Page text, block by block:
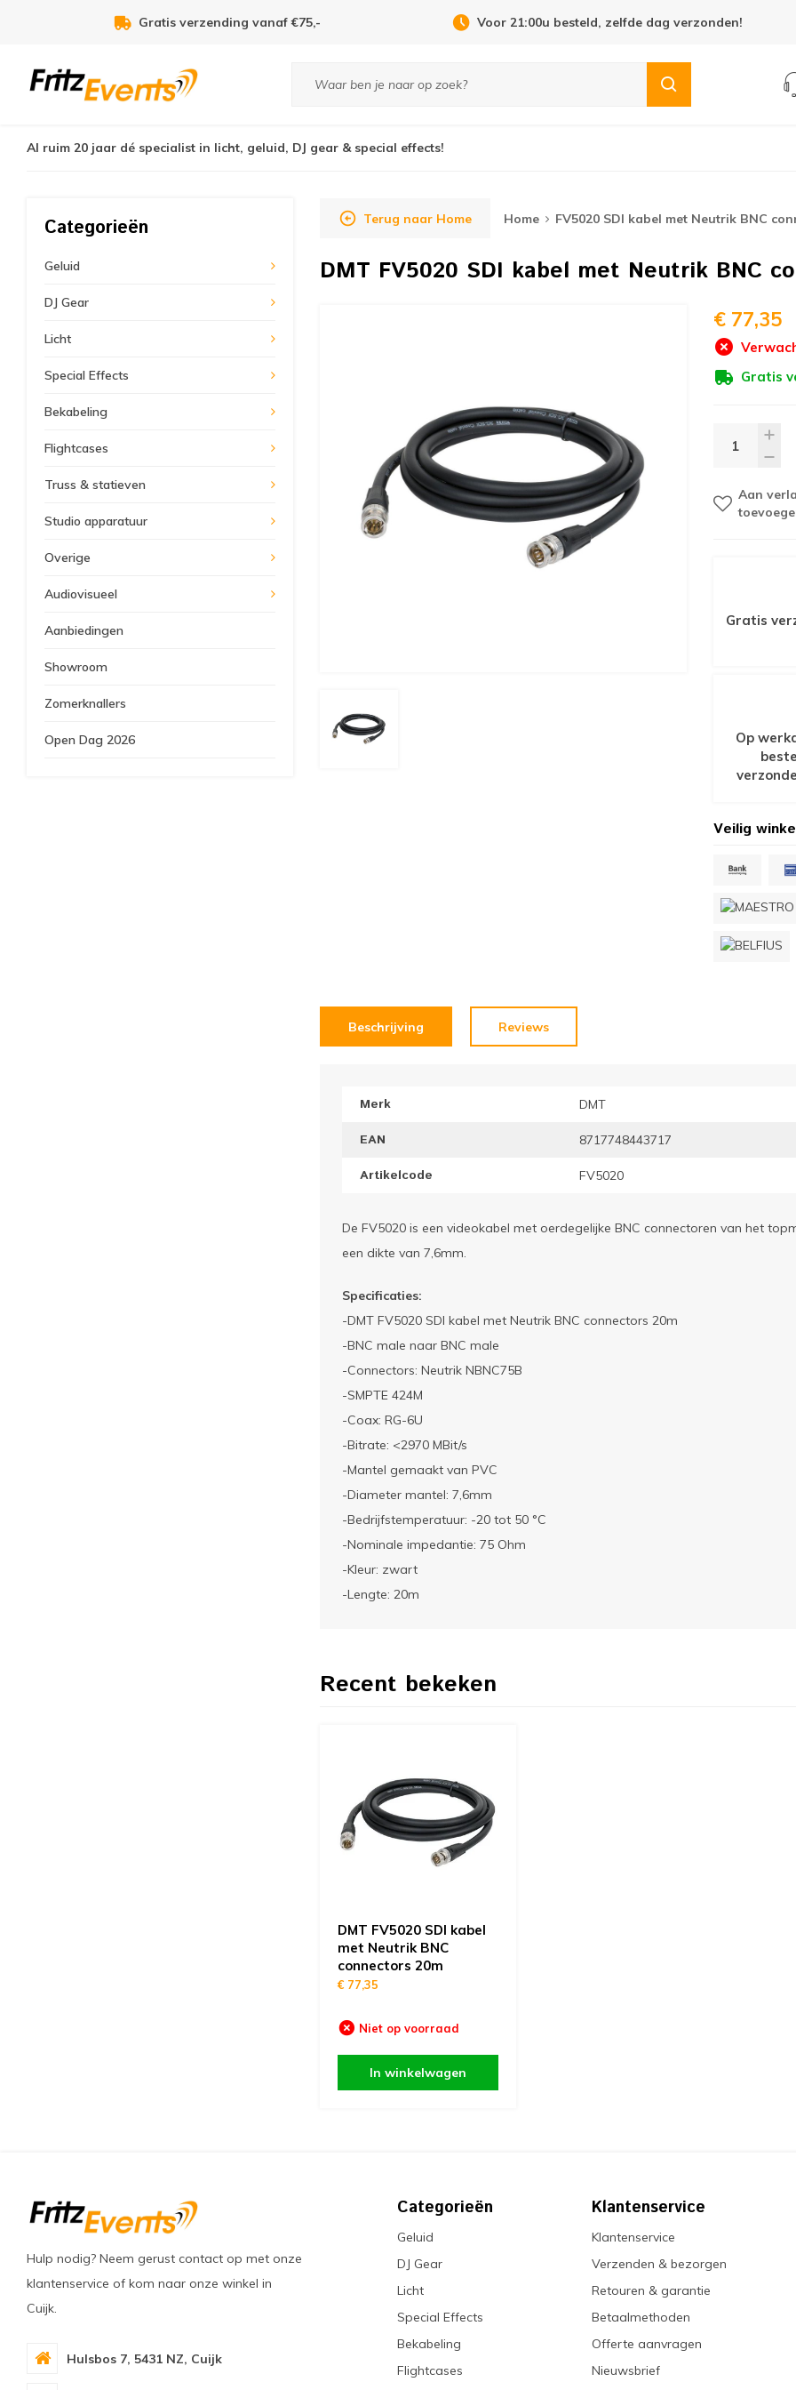
Voor 21:00u besteld, zelfde dag verzonden! Open Dag 19 september in Cuijk!
Al ruim 20 jaar dé specialist in licht, geluid, DJ gear & special effects!
Categorieën
Geluid
DJ Gear
Licht
Special Effects
Bekabeling
Flightcases
Truss & statieven
Studio apparatuur
Overige
Audiovisueel
Aanbiedingen
Showroom
Zomerknallers
Open Dag 2026
Terug naar Home Home FV5020 SDI kabel met Neutrik BNC
DMT FV5020 SDI kabel met Neutrik BNC
€ 77,35
Gratis
Aan
Gratis
Op
Veilig
Beschrijving Reviews
Merk DMT
EAN 8717748443717
Artikelcode FV5020
De FV5020 is een videokabel met oerdegelijke BNC connectoren van het
een dikte van 7,6mm.
Specificaties:
-DMT FV5020 SDI kabel met Neutrik BNC connectors 20m
-BNC male naar BNC male
-Connectors: Neutrik NBNC75B
-SMPTE 424M
-Coax: RG-6U
-Bitrate: <2970 MBit/s
-Mantel gemaakt van PVC
-Diameter mantel: 7,6mm
-Bedrijfstemperatuur: -20 tot 50 °C
-Nominale impedantie: 75 Ohm
-Kleur: zwart
-Lengte: 20m
Recent bekeken
DMT FV5020 SDI kabel
met Neutrik BNC
connectors 20m
€ 77,35
Niet op voorraad
In winkelwagen
Hulp nodig? Neem gerust contact op met onze
klantenservice of kom naar onze winkel in
Cuijk.
Hulsbos 7, 5431 NZ, Cuijk
Categorieën
Geluid
DJ Gear
Licht
Special Effects
Bekabeling
Flightcases
Klantenservice
Klantenservice
Verzenden & bezorgen
Retouren & garantie
Betaalmethoden
Offerte aanvragen
Nieuwsbrief